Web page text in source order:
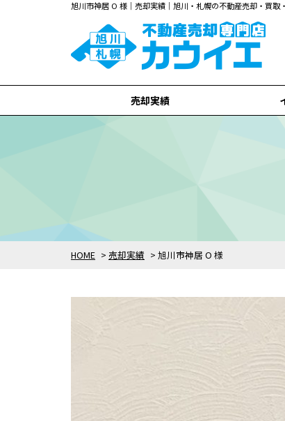
旭川市神居 O 様｜売却実績｜旭川・札幌の不動産売却・買
売却実績
全て
旭川市
札幌市
HOME > 売却実績 > 旭川市神居 O 様